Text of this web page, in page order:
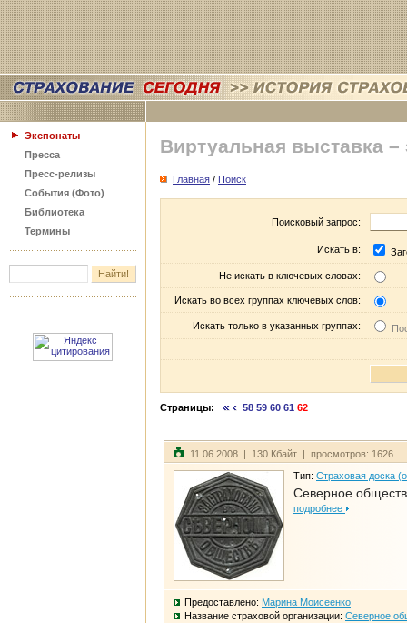
Экспонаты
Пресса
Пресс-релизы
События (Фото)
Библиотека
Термины
Виртуальная выставка –
Главная / Поиск
Поисковый запрос:
Искать в:
Не искать в ключевых словах:
Искать во всех группах ключевых слов:
Искать только в указанных группах:
Страницы: 58 59 60 61 62
11.06.2008 | 130 Кбайт | просмотров: 1626
Тип: Страховая доска
Северное
подробнее
Предоставлено: Марина Моисеенко
Название страховой организации: Северное